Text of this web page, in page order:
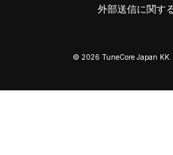
外部送信に関す
© 2026 TuneCore Japan KK.